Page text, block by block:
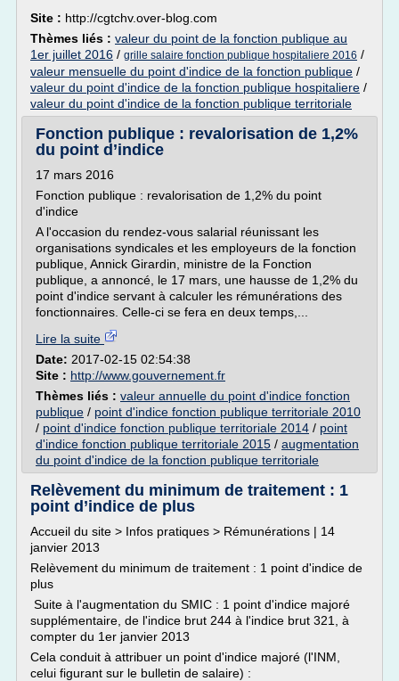
Site : http://cgtchv.over-blog.com
Thèmes liés : valeur du point de la fonction publique au
1er juillet 2016 / grille salaire fonction publique hospitaliere 2016 /
valeur mensuelle du point d'indice de la fonction publique /
valeur du point d'indice de la fonction publique hospitaliere /
valeur du point d'indice de la fonction publique territoriale
Fonction publique : revalorisation de 1,2%
du point d’indice
17 mars 2016
Fonction publique : revalorisation de 1,2% du point
d'indice
A l'occasion du rendez-vous salarial réunissant les
organisations syndicales et les employeurs de la fonction
publique, Annick Girardin, ministre de la Fonction
publique, a annoncé, le 17 mars, une hausse de 1,2% du
point d'indice servant à calculer les rémunérations des
fonctionnaires. Celle-ci se fera en deux temps,...
Lire la suite
Date: 2017-02-15 02:54:38
Site : http://www.gouvernement.fr
Thèmes liés : valeur annuelle du point d'indice fonction
publique / point d'indice fonction publique territoriale 2010
/ point d'indice fonction publique territoriale 2014 / point
d'indice fonction publique territoriale 2015 / augmentation
du point d'indice de la fonction publique territoriale
Relèvement du minimum de traitement : 1
point d’indice de plus
Accueil du site > Infos pratiques > Rémunérations | 14
janvier 2013
Relèvement du minimum de traitement : 1 point d'indice de
plus
Suite à l'augmentation du SMIC : 1 point d'indice majoré
supplémentaire, de l'indice brut 244 à l'indice brut 321, à
compter du 1er janvier 2013
Cela conduit à attribuer un point d'indice majoré (l'INM,
celui figurant sur le bulletin de salaire) :